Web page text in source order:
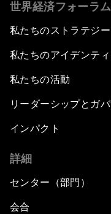
世界経済フォーラ
私たちのストラテジー
私たちのアイデンティ
私たちの活動
リーダーシップとガ
インパクト
詳細
センター（部門）
会合